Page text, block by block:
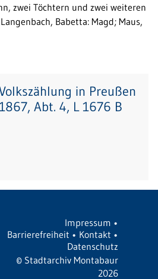
zwei Töchtern und zwei weiteren
Babetta: Magd; Maus,
in Preußen
Abt. 4, L 1676 B
Impressum •
Barrierefreiheit • Kontakt •
Datenschutz
© Stadtarchiv Montabaur
2026